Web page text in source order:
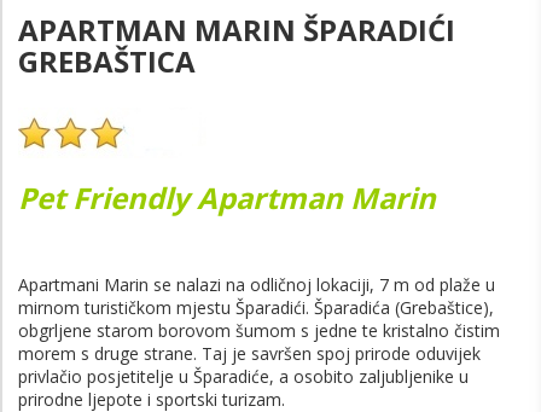
APARTMAN MARIN ŠPARADIĆI
GREBAŠTICA
Pet Friendly Apartman Marin
Apartmani Marin se nalazi na odličnoj lokaciji, 7 m od plaže u
mirnom turističkom mjestu Šparadići. Šparadića (Grebaštice),
obgrljene starom borovom šumom s jedne te kristalno čistim
morem s druge strane. Taj je savršen spoj prirode oduvijek
privlačio posjetitelje u Šparadiće, a osobito zaljubljenike u
prirodne ljepote i sportski turizam.